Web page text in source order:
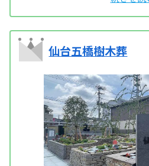
仙台五橋樹木葬